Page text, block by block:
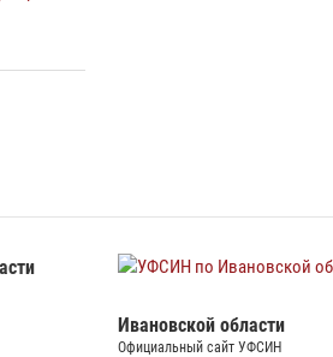
Ивановской области
Официальный сайт УФСИН